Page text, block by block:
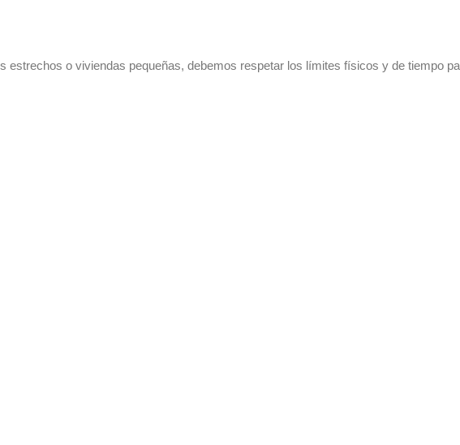
o viviendas pequeñas, debemos respetar los límites físicos y de tiempo